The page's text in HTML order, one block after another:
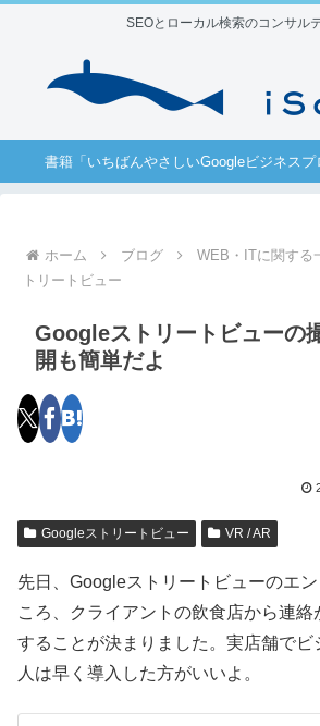
SEOとローカル検索のコンサル
書籍「いちばんやさしいGoogleビジネスプ
ホーム ブログ WEB・ITに関する
トリートビュー
Googleストリートビューの
開も簡単だよ
Googleストリートビュー VR / AR
先日、Googleストリートビューのエ
ころ、クライアントの飲食店から連絡
することが決まりました。実店舗でビ
人は早く導入した方がいいよ。